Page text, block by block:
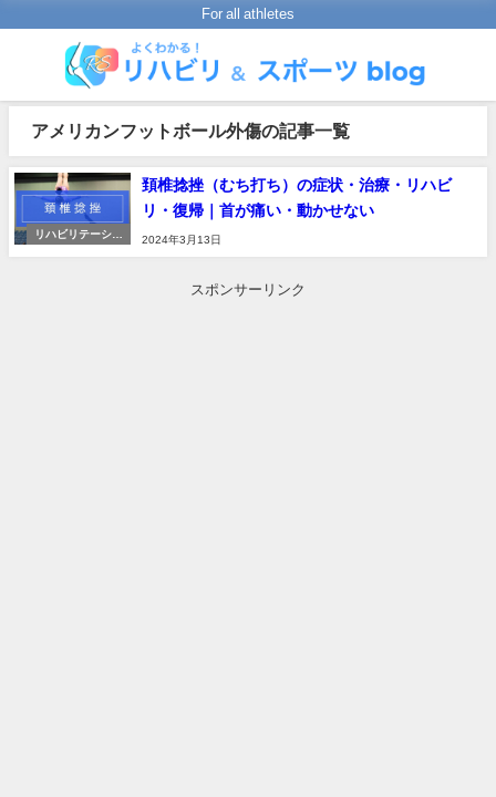
For all athletes
アメリカンフットボール外傷の記事一覧
リハビリテーショ
頚椎捻挫（むち打ち）の症状・治療・リハビ
リ・復帰｜首が痛い・動かせない
2024年3月13日
スポンサーリンク